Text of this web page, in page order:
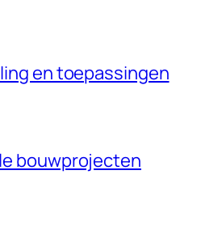
en toepassingen
bouwprojecten